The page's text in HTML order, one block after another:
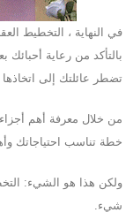
في النهاية ، التخطيط
بالتأكد من رعاية أحبائك
تضطر عائلتك إلى اتخاذها
من خلال معرفة أهم
خطة تناسب احتياجاتك
ولكن هذا هو الشيء:
شيء.